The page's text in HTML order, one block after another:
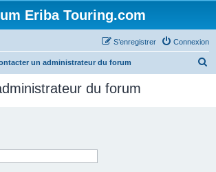
Eriba Touring.com
Connexion
S’enregistrer
un administrateur du forum
du forum